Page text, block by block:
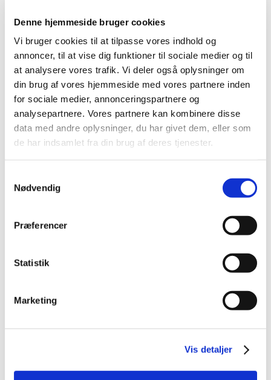
Denne hjemmeside bruger cookies
Vi bruger cookies til at tilpasse vores indhold og
annoncer, til at vise dig funktioner til sociale medier og til
at analysere vores trafik. Vi deler også oplysninger om
din brug af vores hjemmeside med vores partnere inden
for sociale medier, annonceringspartnere og
analysepartnere. Vores partnere kan kombinere disse
data med andre oplysninger, du har givet dem, eller som
de har indsamlet fra din brug af deres tjenester.
Nødvendig
Præferencer
Statistik
Marketing
Vis detaljer
mod demens får generelt klausuleret tilskud til
Høring om forslag til tilskudsstatus for medicin
mod ADHD
|8. april 2016 |
Medicintilskudsnævnet er i gang med at revurdere
tilskudsstatus for medicin mod ADHD (ATC-gruppe…
Høring om forslag til tilskudsstatus for medicin
mod migræne
| 8. april 2016
Medicintilskudsnævnet er i gang med at revurdere
|17. marts 2016
Lægemiddelstyrelsen har besluttet, at Lixiana skal have
Lægemiddelstyrelsen har besluttet, at Briviact skal have